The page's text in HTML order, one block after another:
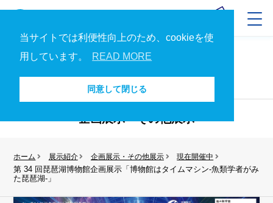
当サイトでは利便性向上のため、cookieを使
用しています。
READ MORE
同意して閉じる
展示紹介
展示紹介トップへ
企画展示・その他展示
ホーム 展示紹介 企画展示・その他展示 現在開催中
第 34 回琵琶湖博物館企画展示「博物館はタイムマシン-魚類学者がみ
た琵琶湖-」